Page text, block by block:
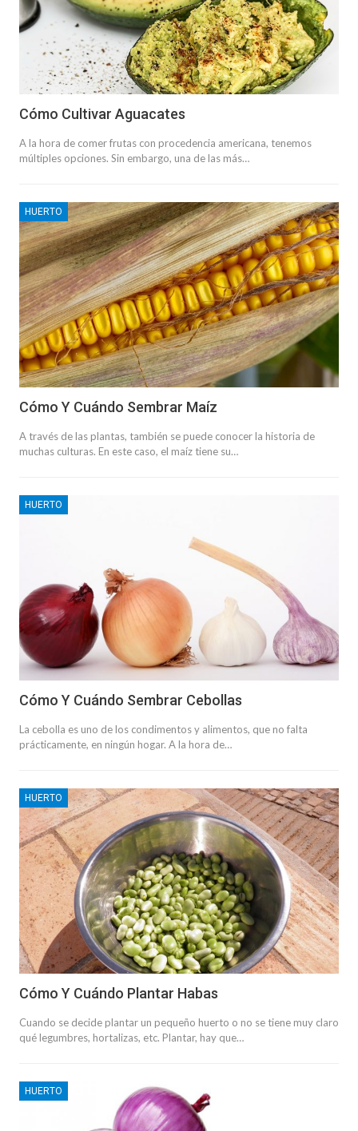
Cómo Cultivar Aguacates
A la hora de comer frutas con procedencia americana, tenemos
múltiples opciones. Sin embargo, una de las más…
HUERTO
Cómo Y Cuándo Sembrar Maíz
A través de las plantas, también se puede conocer la historia de
muchas culturas. En este caso, el maíz tiene su…
HUERTO
Cómo Y Cuándo Sembrar Cebollas
La cebolla es uno de los condimentos y alimentos, que no falta
prácticamente, en ningún hogar. A la hora de…
HUERTO
Cómo Y Cuándo Plantar Habas
Cuando se decide plantar un pequeño huerto o no se tiene muy claro
qué legumbres, hortalizas, etc. Plantar, hay que…
HUERTO